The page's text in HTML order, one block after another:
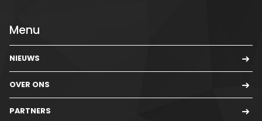
Menu
NIEUWS
OVER ONS
PARTNERS